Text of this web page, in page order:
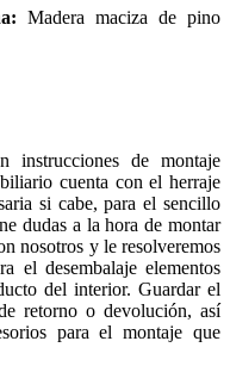
Madera maciza de pino
instrucciones de montaje
cuenta con el herraje
si cabe, para el sencillo
dudas a la hora de montar
nosotros y le resolveremos
el desembalaje elementos
del interior. Guardar el
retorno o devolución, así
para el montaje que